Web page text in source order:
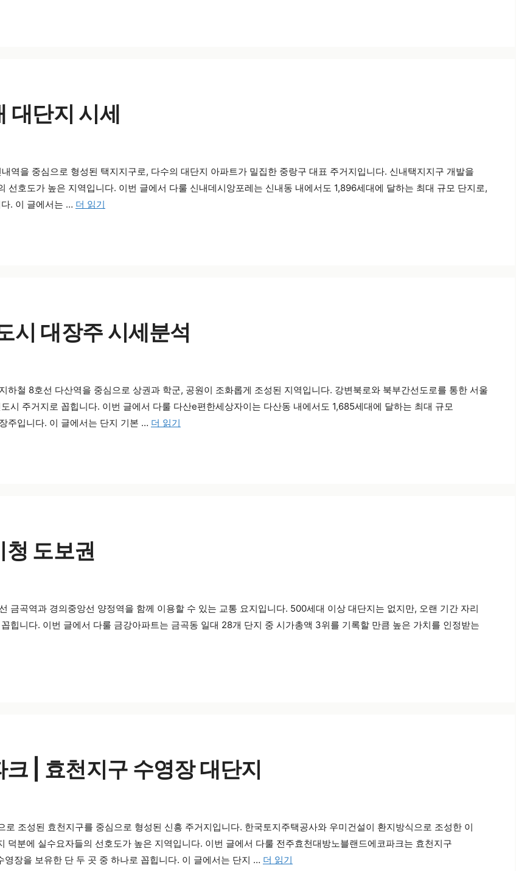
대단지 시세
역을 중심으로 형성된 택지지구로, 다수의 대단지 아파트가 밀집한 중랑구 대표 주거지입니다. 신내택지지구 개발을
호도가 높은 지역입니다. 이번 글에서 다룰 신내데시앙포레는 신내동 내에서도 1,896세대에 달하는 최대 규모 단지로,
. 이 글에서는 … 더 읽기
시 대장주 시세분석
철 8호선 다산역을 중심으로 상권과 학군, 공원이 조화롭게 조성된 지역입니다. 강변북로와 북부간선도로를 통한 서울
시 주거지로 꼽힙니다. 이번 글에서 다룰 다산e편한세상자이는 다산동 내에서도 1,685세대에 달하는 최대 규모
주입니다. 이 글에서는 단지 기본 … 더 읽기
도보권
금곡역과 경의중앙선 양정역을 함께 이용할 수 있는 교통 요지입니다. 500세대 이상 대단지는 없지만, 오랜 기간 자리
힙니다. 이번 글에서 다룰 금강아파트는 금곡동 일대 28개 단지 중 시가총액 3위를 기록할 만큼 높은 가치를 인정받는
| 효천지구 수영장 대단지
조성된 효천지구를 중심으로 형성된 신흥 주거지입니다. 한국토지주택공사와 우미건설이 환지방식으로 조성한 이
분에 실수요자들의 선호도가 높은 지역입니다. 이번 글에서 다룰 전주효천대방노블랜드에코파크는 효천지구
장을 보유한 단 두 곳 중 하나로 꼽힙니다. 이 글에서는 단지 … 더 읽기